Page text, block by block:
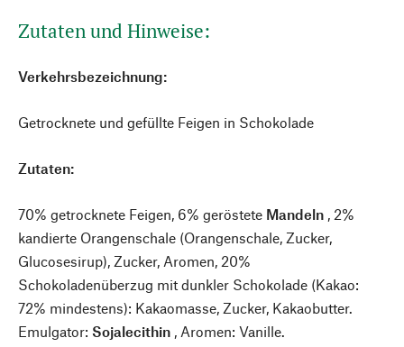
Zutaten und Hinweise:
Verkehrsbezeichnung:
Getrocknete und gefüllte Feigen in Schokolade
Zutaten:
70% getrocknete Feigen, 6% geröstete Mandeln , 2%
kandierte Orangenschale (Orangenschale, Zucker,
Glucosesirup), Zucker, Aromen, 20%
Schokoladenüberzug mit dunkler Schokolade (Kakao:
72% mindestens): Kakaomasse, Zucker, Kakaobutter.
Emulgator: Sojalecithin , Aromen: Vanille.